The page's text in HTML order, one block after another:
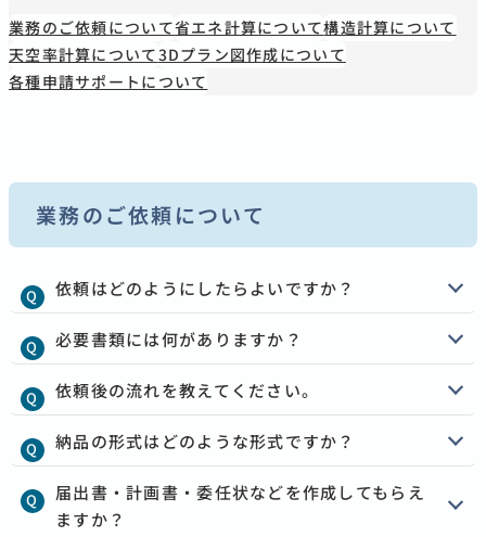
業務のご依頼について省エネ計算について構造計算について
天空率計算について3Dプラン図作成について
各種申請サポートについて
業務のご依頼について
依頼はどのようにしたらよいですか？
必要書類には何がありますか？
依頼後の流れを教えてください。
納品の形式はどのような形式ですか？
届出書・計画書・委任状などを作成してもらえ
ますか？